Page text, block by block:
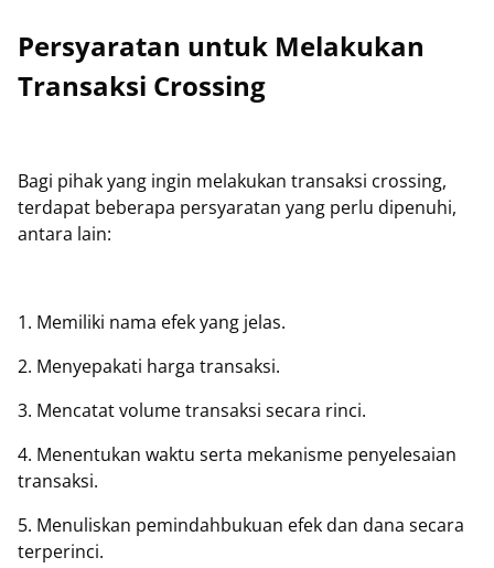
Persyaratan untuk Melakukan
Transaksi Crossing
Bagi pihak yang ingin melakukan transaksi crossing,
terdapat beberapa persyaratan yang perlu dipenuhi,
antara lain:
1. Memiliki nama efek yang jelas.
2. Menyepakati harga transaksi.
3. Mencatat volume transaksi secara rinci.
4. Menentukan waktu serta mekanisme penyelesaian
transaksi.
5. Menuliskan pemindahbukuan efek dan dana secara
terperinci.